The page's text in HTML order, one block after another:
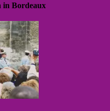
in Bordeaux